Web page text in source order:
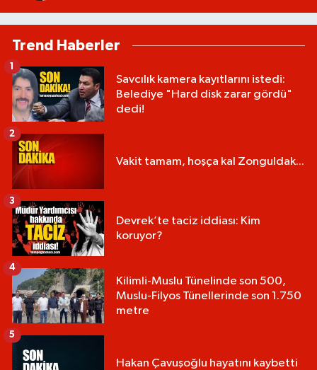
Trend Haberler
Savcılık kamera kayıtlarını istedi:
Belediye "Hard disk zarar gördü"
dedi!
1
Vakit tamam, hoşça kal Zonguldak...
2
Devrek’te taciz iddiası: Kim
koruyor?
3
Kilimli-Muslu Tünelinde son 500,
Muslu-Filyos Tünellerinde son 1.750
metre
4
Hakan Çavuşoğlu hayatını kaybetti
5